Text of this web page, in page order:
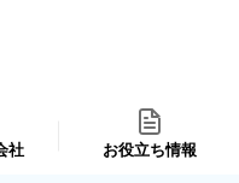
社 お役立ち情報